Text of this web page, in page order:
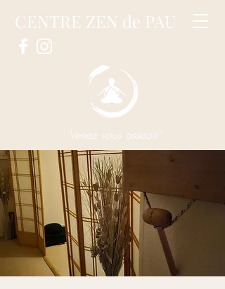
CENTRE ZEN de PAU
"Venez vous asseoir"